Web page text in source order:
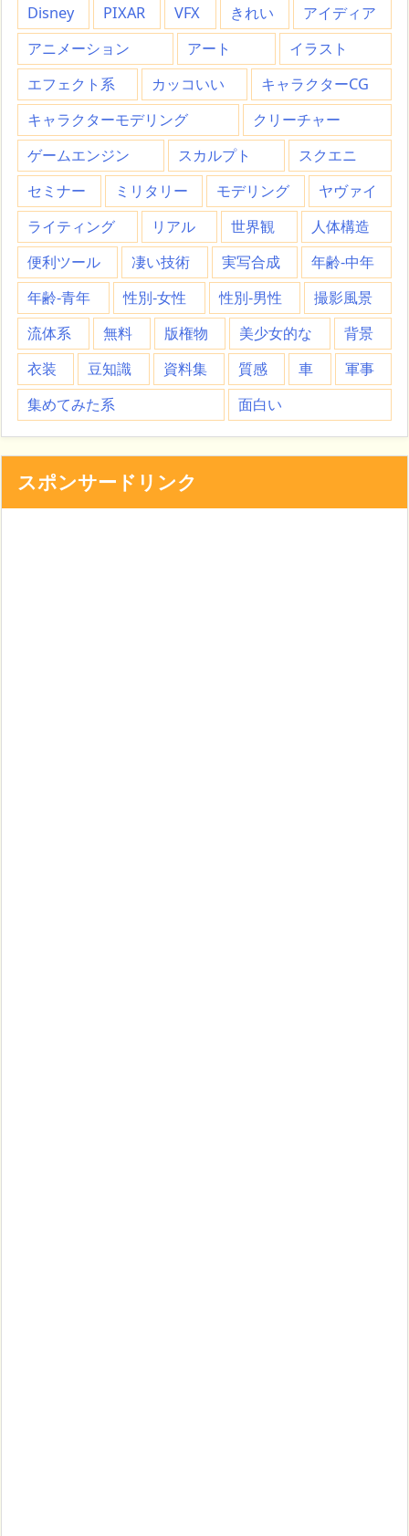
Disney PIXAR VFX きれい
アイディア
アニメーション
アート
イラスト
エフェクト系
カッコいい
キャラクターCG
キャラクターモデリング
クリーチャー
ゲームエンジン
スカルプト
スクエニ
セミナー
ミリタリー モデリング
ヤヴァイ
ライティング
リアル 世界観
人体構造
便利ツール
凄い技術 実写合成
年齢-中年
年齢-青年
性別-女性 性別-男性
撮影風景
流体系
無料 版権物 美少女的な
背景
衣装
豆知識 資料集 質感 車
軍事
集めてみた系
面白い
スポンサードリンク